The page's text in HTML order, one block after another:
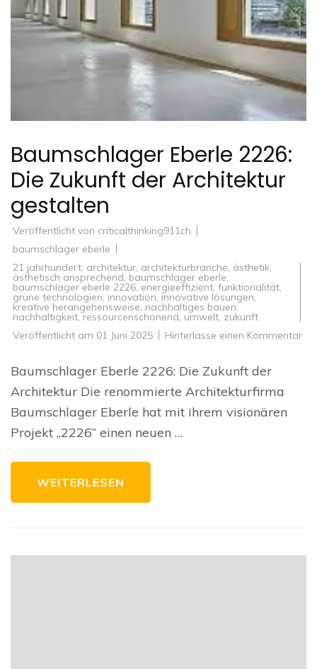
Baumschlager Eberle 2226:
Die Zukunft der Architektur
gestalten
Veröffentlicht von criticalthinking911ch
baumschlager eberle
21 jahrhundert, architektur, architekturbranche, ästhetik,
ästhetisch ansprechend, baumschlager eberle,
baumschlager eberle 2226, energieeffizient, funktionalität,
grüne technologien, innovation, innovative lösungen,
kreative herangehensweise, nachhaltiges bauen,
nachhaltigkeit,ressourcenschonend, umwelt, zukunft
Veröffentlicht am 01 Juni 2025 Hinterlasse einen Kommentarzu
Baumschlager Eberle 2226: Die Zukunft der
Architektur Die renommierte Architekturfirma
Baumschlager Eberle hat mit ihrem visionären
Projekt „2226“ einen neuen …
WEITERLESEN